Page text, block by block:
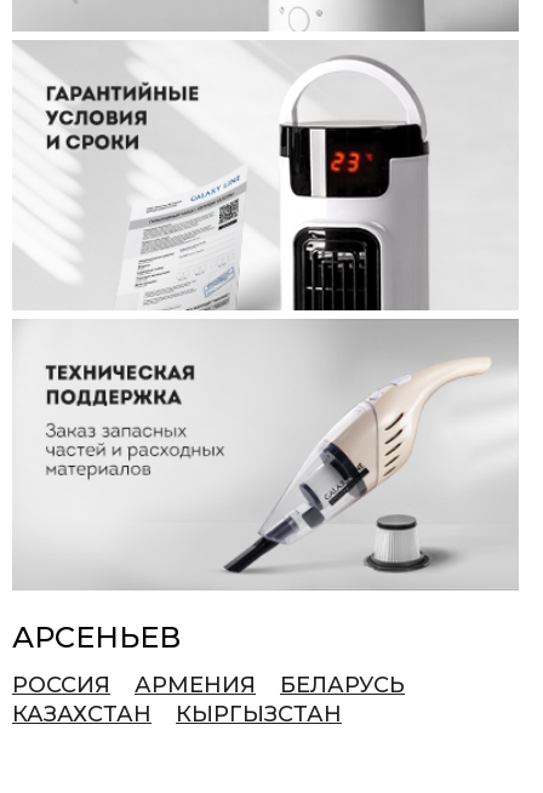
АРСЕНЬЕВ
РОССИЯ АРМЕНИЯ
БЕЛАРУСЬ
КАЗАХСТАН
КЫРГЫЗСТАН